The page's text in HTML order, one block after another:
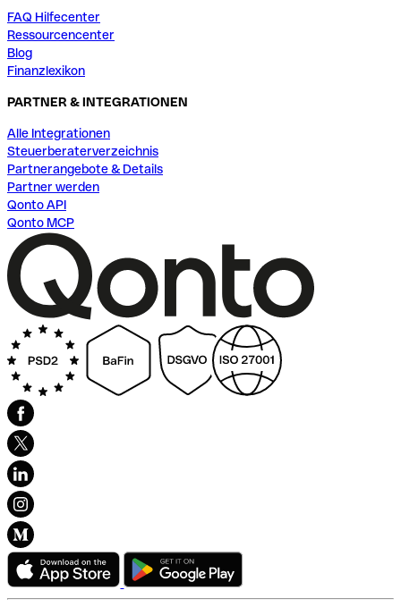
FAQ Hilfecenter
Ressourcencenter
Blog
Finanzlexikon
PARTNER & INTEGRATIONEN
Alle Integrationen
Steuerberaterverzeichnis
Partnerangebote & Details
Partner werden
Qonto API
Qonto MCP